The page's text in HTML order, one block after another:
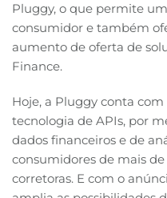
Pluggy, o que permite
consumidor e também
aumento de oferta de
Finance.
Hoje, a Pluggy conta
tecnologia de APIs, por
dados financeiros e de
consumidores de mais
corretoras. E com o